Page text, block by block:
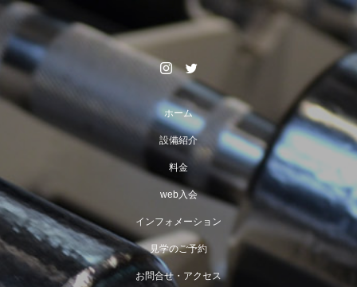
ホーム
設備紹介
料金
web入会
インフォメーション
見学のご予約
お問合せ・アクセス